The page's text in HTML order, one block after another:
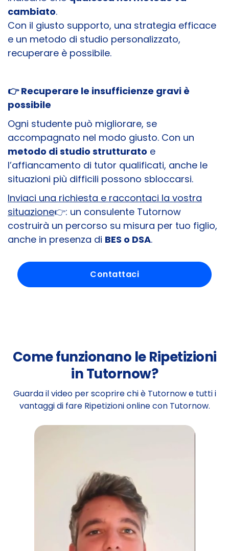
cambiato.
Con il giusto supporto, una strategia efficace
e un metodo di studio personalizzato,
recuperare è possibile.
👉 Recuperare le insufficienze gravi è
possibile
Ogni studente può migliorare, se
accompagnato nel modo giusto. Con un
metodo di studio strutturato e
l’affiancamento di tutor qualificati, anche le
situazioni più difficili possono sbloccarsi.
Inviaci una richiesta e raccontaci la vostra
situazione👉: un consulente Tutornow
costruirà un percorso su misura per tuo figlio,
anche in presenza di BES o DSA.
Contattaci
Come funzionano le Ripetizioni
in Tutornow?
Guarda il video per scoprire chi è Tutornow e tutti i
vantaggi di fare Ripetizioni online con Tutornow.